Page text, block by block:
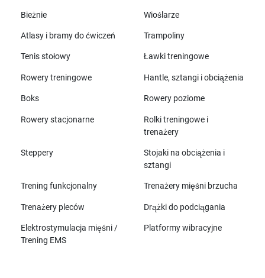
Bieżnie Wioślarze
Atlasy i bramy do ćwiczeń Trampoliny
Tenis stołowy Ławki treningowe
Rowery treningowe Hantle, sztangi i obciążenia
Boks Rowery poziome
Rowery stacjonarne
Rolki treningowe i
trenażery
Steppery
Stojaki na obciążenia i
sztangi
Trening funkcjonalny Trenażery mięśni brzucha
Trenażery pleców Drążki do podciągania
Elektrostymulacja mięśni /
Trening EMS
Platformy wibracyjne